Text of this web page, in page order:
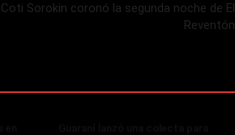
Coti Sorokin coronó la segunda noche de El
Reventón